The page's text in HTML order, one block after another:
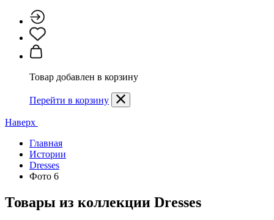
Товар добавлен в корзину
Перейти в корзину
Наверх
Главная
Истории
Dresses
Фото 6
Товары из коллекции Dresses